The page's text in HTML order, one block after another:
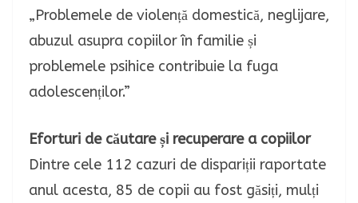
„Problemele de violență domestică, neglijare,
abuzul asupra copiilor în familie și
problemele psihice contribuie la fuga
adolescenților.”
Eforturi de căutare și recuperare a copiilor
Dintre cele 112 cazuri de dispariții raportate
anul acesta, 85 de copii au fost găsiți, mulți